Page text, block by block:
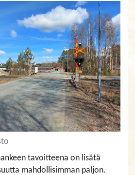
tavoitteena on lisätä
mahdollisimman paljon.